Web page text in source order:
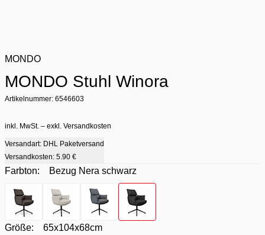
MONDO
MONDO Stuhl Winora
Artikelnummer: 6546603
inkl. MwSt. – exkl. Versandkosten
Versandart: DHL Paketversand
Versandkosten: 5.90 €
Farbton:
Bezug Nera schwarz
Farbton
- Bezug Bison braun
Farbton - Bezug Crema
Farbton - Bezug Delphin / Metall schwarz
Farbton
Größe: 65x104x68cm